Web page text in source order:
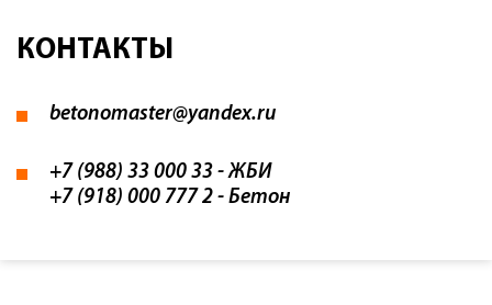
КОНТАКТЫ
betonomaster@yandex.ru
+7 (988) 33 000 33 - ЖБИ
+7 (918) 000 777 2 - Бетон